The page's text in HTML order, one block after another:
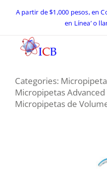
content
A partir de $1,000 pesos, en
en Línea’ o
Catálogo ICB 2026
Categories:
Micropipetas
Micropipetas de